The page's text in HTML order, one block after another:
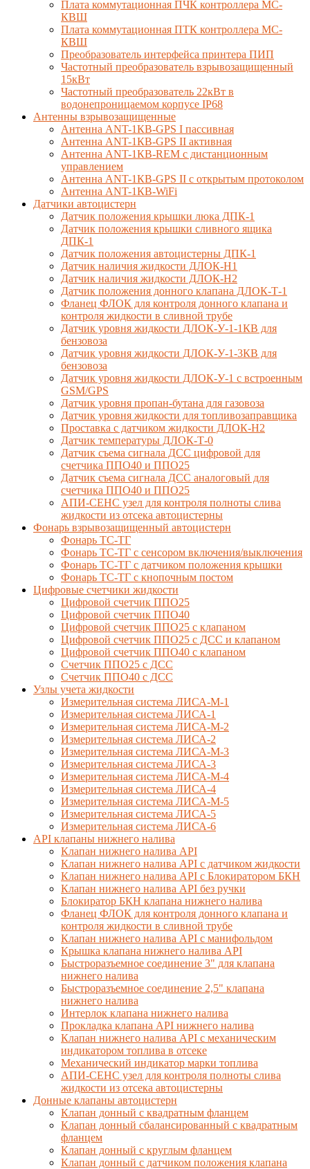
Плата коммутационная ПЧК контроллера МС-
КВШ
Плата коммутационная ПТК контроллера МС-
КВШ
Преобразователь интерфейса принтера ПИП
Частотный преобразователь взрывозащищенный
15кВт
Частотный преобразователь 22кВт в
водонепроницаемом корпусе IP68
Антенны взрывозащищенные
Антенна ANT-1КВ-GPS I пассивная
Антенна ANT-1КВ-GPS II активная
Антенна ANT-1КВ-REM c дистанционным
управлением
Антенна ANT-1КВ-GPS II с открытым протоколом
Антенна ANT-1КВ-WiFi
Датчики автоцистерн
Датчик положения крышки люка ДПК-1
Датчик положения крышки сливного ящика
ДПК-1
Датчик положения автоцистерны ДПК-1
Датчик наличия жидкости ДЛОК-Н1
Датчик наличия жидкости ДЛОК-Н2
Датчик положения донного клапана ДЛОК-Т-1
Фланец ФЛОК для контроля донного клапана и
контроля жидкости в сливной трубе
Датчик уровня жидкости ДЛОК-У-1-1КВ для
бензовоза
Датчик уровня жидкости ДЛОК-У-1-3КВ для
бензовоза
Датчик уровня жидкости ДЛОК-У-1 с встроенным
GSM/GPS
Датчик уровня пропан-бутана для газовоза
Датчик уровня жидкости для топливозаправщика
Проставка с датчиком жидкости ДЛОК-Н2
Датчик температуры ДЛОК-Т-0
Датчик съема сигнала ДСС цифровой для
счетчика ППО40 и ППО25
Датчик съема сигнала ДСС аналоговый для
счетчика ППО40 и ППО25
АПИ-СЕНС узел для контроля полноты слива
жидкости из отсека автоцистерны
Фонарь взрывозащищенный автоцистерн
Фонарь ТС-ТГ
Фонарь ТС-ТГ с сенсором включения/выключения
Фонарь ТС-ТГ с датчиком положения крышки
Фонарь ТС-ТГ с кнопочным постом
Цифровые счетчики жидкости
Цифровой счетчик ППО25
Цифровой счетчик ППО40
Цифровой счетчик ППО25 с клапаном
Цифровой счетчик ППО25 с ДСС и клапаном
Цифровой счетчик ППО40 с клапаном
Счетчик ППО25 с ДСС
Счетчик ППО40 с ДСС
Узлы учета жидкости
Измерительная система ЛИСА-М-1
Измерительная система ЛИСА-1
Измерительная система ЛИСА-М-2
Измерительная система ЛИСА-2
Измерительная система ЛИСА-М-3
Измерительная система ЛИСА-3
Измерительная система ЛИСА-М-4
Измерительная система ЛИСА-4
Измерительная система ЛИСА-М-5
Измерительная система ЛИСА-5
Измерительная система ЛИСА-6
API клапаны нижнего налива
Клапан нижнего налива API
Клапан нижнего налива API с датчиком жидкости
Клапан нижнего налива API с Блокиратором БКН
Клапан нижнего налива API без ручки
Блокиратор БКН клапана нижнего налива
Фланец ФЛОК для контроля донного клапана и
контроля жидкости в сливной трубе
Клапан нижнего налива API с манифольдом
Крышка клапана нижнего налива API
Быстроразъемное соединение 3" для клапана
нижнего налива
Быстроразъемное соединение 2,5" клапана
нижнего налива
Интерлок клапана нижнего налива
Прокладка клапана API нижнего налива
Клапан нижнего налива API с механическим
индикатором топлива в отсеке
Механический индикатор марки топлива
АПИ-СЕНС узел для контроля полноты слива
жидкости из отсека автоцистерны
Донные клапаны автоцистерн
Клапан донный с квадратным фланцем
Клапан донный сбалансированный с квадратным
фланцем
Клапан донный с круглым фланцем
Клапан донный с датчиком положения клапана